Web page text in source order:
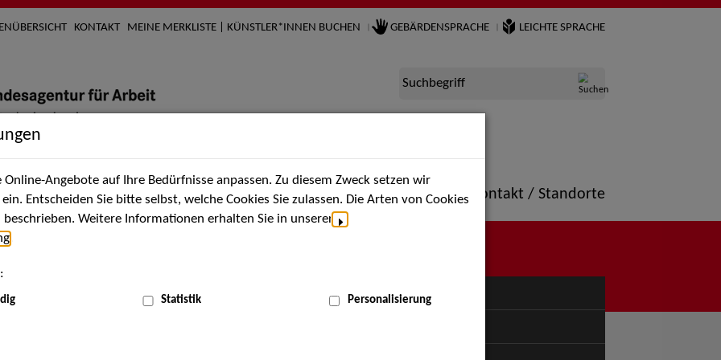
KONTAKT MEINE MERKLISTE | KÜNSTLER*INNEN BUCHEN GEBÄRDENSPRACHE LEICHTE SPRACHE
Suchbegriff
Künstler*innen Über uns Aktuelles Termine Portfolio Kontakt / Standorte
MENÜ
Angebote auf Ihre Bedürfnisse anpassen. Zu diesem Zweck setzen wir
Entscheiden Sie bitte selbst, welche Cookies Sie zulassen. Die Arten von Cookies
Weitere Informationen erhalten Sie in unserer
Statistik Personalisierung